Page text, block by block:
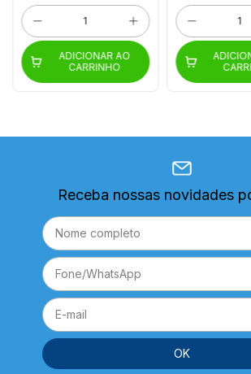
ADICIONAR AO
CARRINHO
Receba nossas novidades